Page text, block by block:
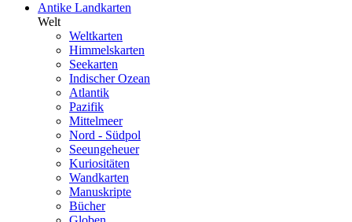
Antike Landkarten
Welt
Weltkarten
Himmelskarten
Seekarten
Indischer Ozean
Atlantik
Pazifik
Mittelmeer
Nord - Südpol
Seeungeheuer
Kuriositäten
Wandkarten
Manuskripte
Bücher